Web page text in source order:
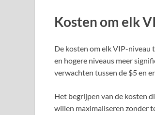
Kosten om elk
De kosten om elk VIP-niveau
en hogere niveaus meer
verwachten tussen de $5 en
Het begrijpen van de kosten
willen maximaliseren zonder